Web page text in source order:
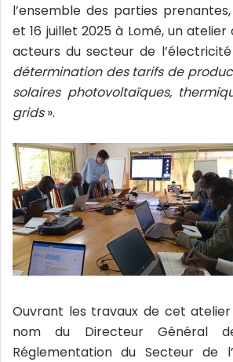
l’ensemble des parties
et 16 juillet 2025 à Lomé, un
acteurs du secteur de
détermination des tarifs de
solaires photovoltaïques,
grids».
Ouvrant les travaux de cet
nom du Directeur Général
Réglementation du Secteur de